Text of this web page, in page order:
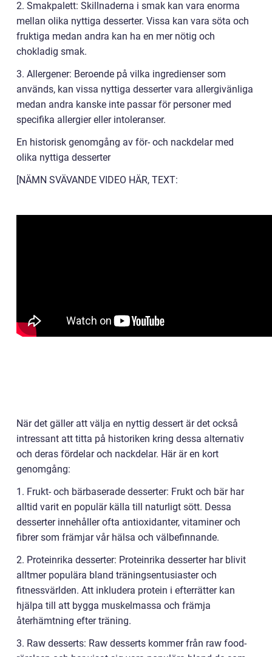
2. Smakpalett: Skillnaderna i smak kan vara enorma
mellan olika nyttiga desserter. Vissa kan vara söta och
fruktiga medan andra kan ha en mer nötig och
chokladig smak.
3. Allergener: Beroende på vilka ingredienser som
används, kan vissa nyttiga desserter vara allergivänliga
medan andra kanske inte passar för personer med
specifika allergier eller intoleranser.
En historisk genomgång av för- och nackdelar med
olika nyttiga desserter
[NÄMN SVÄVANDE VIDEO HÄR, TEXT:
När det gäller att välja en nyttig dessert är det också
intressant att titta på historiken kring dessa alternativ
och deras fördelar och nackdelar. Här är en kort
genomgång:
1. Frukt- och bärbaserade desserter: Frukt och bär har
alltid varit en populär källa till naturligt sött. Dessa
desserter innehåller ofta antioxidanter, vitaminer och
fibrer som främjar vår hälsa och välbefinnande.
2. Proteinrika desserter: Proteinrika desserter har blivit
alltmer populära bland träningsentusiaster och
fitnessvärlden. Att inkludera protein i efterrätter kan
hjälpa till att bygga muskelmassa och främja
återhämtning efter träning.
3. Raw desserts: Raw desserts kommer från raw food-